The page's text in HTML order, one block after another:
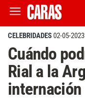
CELEBRIDADES02-05-
Cuándo
Rial a la